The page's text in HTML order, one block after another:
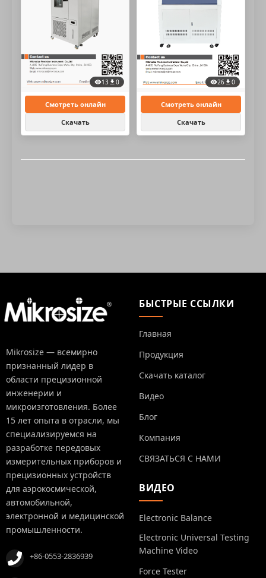
13 0
Смотреть онлайн
Скачать
26 0
Смотреть онлайн
Скачать
Mikrosize — всемирно
признанный лидер в
области прецизионной
инженерии и
микроизготовления. Более
15 лет опыта в отрасли, мы
специализируемся на
разработке передовых
измерительных приборов и
прецизионных устройств
для аэрокосмической,
автомобильной,
электронной и медицинской
промышленности.
+86-0553-2836939
БЫСТРЫЕ ССЫЛКИ
Главная
Продукция
Скачать каталог
Видео
Блог
Компания
СВЯЗАТЬСЯ С НАМИ
ВИДЕО
Electronic Balance
Electronic Universal Testing
Machine Video
Force Tester